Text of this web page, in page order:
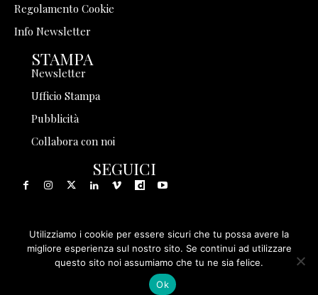
Regolamento Cookie
Info Newsletter
STAMPA
Newsletter
Ufficio Stampa
Pubblicità
Collabora con noi
SEGUICI
© 1999 - 2025 Storia in Rete Srl - Tutti i diritti riservati - P.
IVA 08570971005
Utilizziamo i cookie per essere sicuri che tu possa avere la
migliore esperienza sul nostro sito. Se continui ad utilizzare
questo sito noi assumiamo che tu ne sia felice.
Ok